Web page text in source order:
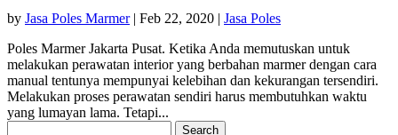
by Jasa Poles Marmer| Feb 22, 2020 | Jasa Poles
Poles Marmer Jakarta Pusat. Ketika Anda memutuskan untuk
melakukan perawatan interior yang berbahan marmer dengan cara
manual tentunya mempunyai kelebihan dan kekurangan tersendiri.
Melakukan proses perawatan sendiri harus membutuhkan waktu
yang lumayan lama. Tetapi...